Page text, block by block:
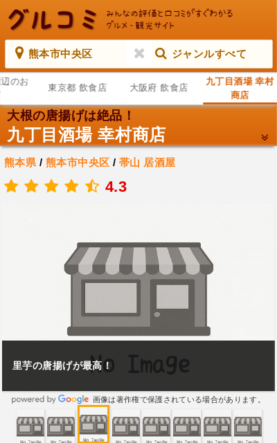
熊本市中央区 ジャンルすべて
のお
東京都 飲食店 大阪府 飲食店
九丁目酒場 幸村
商店
大根の唐揚げは絶品！
九丁目酒場 幸村商店
熊本県 / 熊本市中央区 / 帯山 居酒屋
4.3
里芋の唐揚げが最高！
画像は著作権で保護されている場合があります。